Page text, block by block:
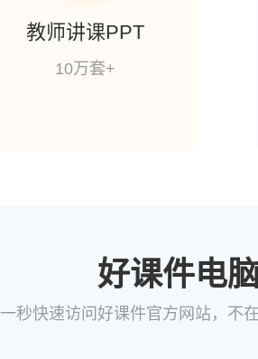
教师讲课PPT
10万套+
好课件电
一秒快速访问好课件官方网站，不